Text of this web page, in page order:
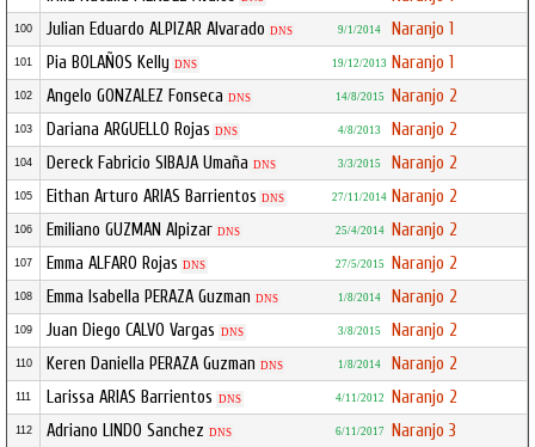
100 Julian Eduardo ALPIZAR Alvarado DNS 9/1/2014 Naranjo 1
101 Pia BOLAÑOS Kelly DNS 19/12/2013 Naranjo 1
102 Angelo GONZALEZ Fonseca DNS 14/8/2015 Naranjo 2
103 Dariana ARGUELLO Rojas DNS 4/8/2013 Naranjo 2
104 Dereck Fabricio SIBAJA Umaña DNS 3/3/2015 Naranjo 2
105 Eithan Arturo ARIAS Barrientos DNS 27/11/2014 Naranjo 2
106 Emiliano GUZMAN Alpizar DNS 25/4/2014 Naranjo 2
107 Emma ALFARO Rojas DNS 27/5/2015 Naranjo 2
108 Emma Isabella PERAZA Guzman DNS 1/8/2014 Naranjo 2
109 Juan Diego CALVO Vargas DNS 3/8/2015 Naranjo 2
110 Keren Daniella PERAZA Guzman DNS 1/8/2014 Naranjo 2
111 Larissa ARIAS Barrientos DNS 4/11/2012 Naranjo 2
112 Adriano LINDO Sanchez DNS 6/11/2017 Naranjo 3